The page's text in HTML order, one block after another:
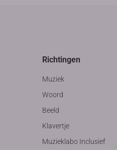
Richtingen
Muziek
Woord
Beeld
Klavertje
Muzieklabo Inclusief